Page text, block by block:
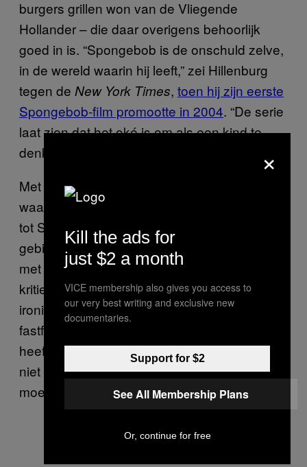
burgers grillen won van de Vliegende
Hollander – die daar overigens behoorlijk
goed in is. “Spongebob is de onschuld zelve,
in de wereld waarin hij leeft,” zei Hillenburg
tegen de New York Times, toen hij zijn eerste
Spongebob-film promootte in 2004. “De serie
laat zien dat het oké is om als een kind te
denken.”
Met het overbrengen van normen en
waarden, beperkte Hillenburg zich niet alleen
tot Spongebob. Toen Nickelodeon op het
gebied van merchandise ging samenwerken
met fastfoodketens, gaf hij daar openlijk
kritiek op. “In de serie speelt fastfood een
ironische rol. Dat Spongebob bij een
fastfoodrestaurant werkt en als ultieme droom
heeft om daar manager te worden, betekent
niet dat we vinden dat mensen slecht voedsel
moeten eten. En kinderen al helemaal niet.”
×
Kill the ads for
just $2 a month
VICE membership also gives you access to
our very best writing and exclusive new
documentaries.
Support for $2
See All Membership Plans
Or, continue for free